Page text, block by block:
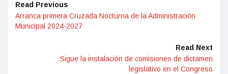
Read Previous
Arranca primera Cruzada Nocturna de la Administración
Municipal 2024-2027
Read Next
Sigue la instalación de comisiones de dictamen
legislativo en el Congreso